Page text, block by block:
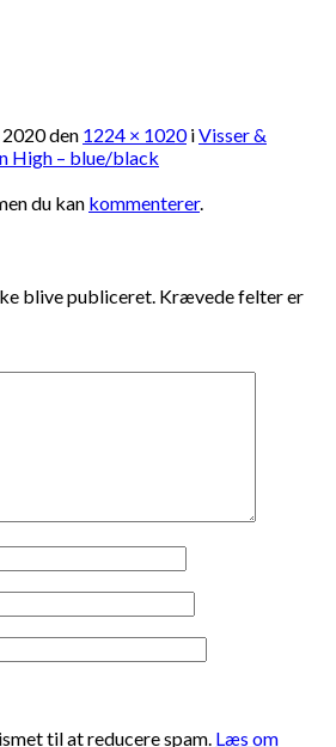
den 1224 × 1020iVisser &
High – blue/black
du kan kommenterer.
blive publiceret. Krævede felter er
til at reducere spam. Læs om